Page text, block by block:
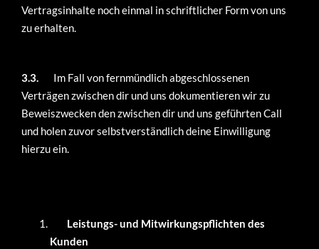
Vertragsinhalte noch einmal in schriftlicher Form von uns
zu erhalten.
3.3. Im Fall von fernmündlich abgeschlossenen
Verträgen zwischen dir und uns dokumentieren wir zu
Beweiszwecken den zwischen dir und uns geführten Call
und holen zuvor selbstverständlich deine Einwilligung
hierzu ein.
Leistungs- und Mitwirkungspflichten des
Kunden